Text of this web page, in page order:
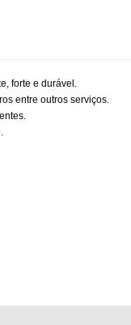
forte e durável.
entre outros serviços.